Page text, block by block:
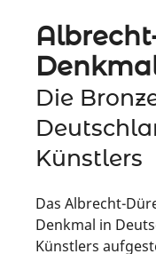
Die
Künstlers
Das Albrecht-
Denkmal in
Künstlers